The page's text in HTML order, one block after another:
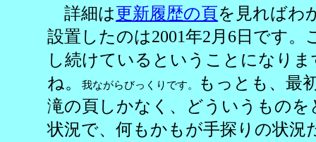
詳細は更新履歴の頁を見ればわ
設置したのは2001年2月6日です。
し続けているということになり
ね。
我ながらびっくりです。
もっとも、最
滝の頁しかなく、どういうもの
状況で、何もかもが手探りの状況